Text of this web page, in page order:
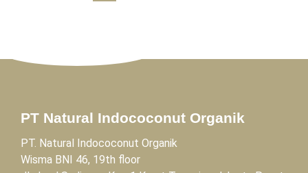
PT Natural Indococonut Organik
PT. Natural Indococonut Organik
Wisma BNI 46, 19th floor